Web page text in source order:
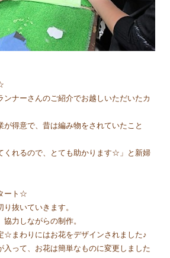
ンナーさんのご紹介でお越しいただいたカ
が得意で、昔は編み物をされていたこと
くれるので、とても助かります☆」と新婦
ート☆
り抜いていきます。
力しながらの制作。
☆まわりにはお花をデザインされました♪
入って、お花は簡単なものに変更しました